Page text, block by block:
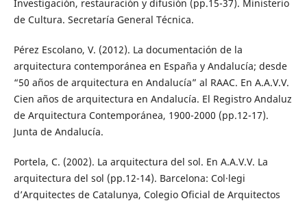
Investigación, restauración y difusión (pp.15-37). Ministerio
de Cultura. Secretaría General Técnica.
Pérez Escolano, V. (2012). La documentación de la
arquitectura contemporánea en España y Andalucía; desde
“50 años de arquitectura en Andalucía” al RAAC. En A.A.V.V.
Cien años de arquitectura en Andalucía. El Registro Andaluz
de Arquitectura Contemporánea, 1900-2000 (pp.12-17).
Junta de Andalucía.
Portela, C. (2002). La arquitectura del sol. En A.A.V.V. La
arquitectura del sol (pp.12-14). Barcelona: Col·legi
d’Arquitectes de Catalunya, Colegio Oficial de Arquitectos